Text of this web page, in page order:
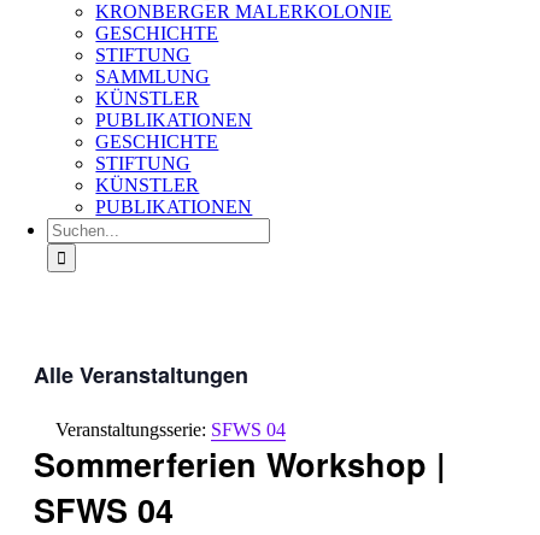
KRONBERGER MALERKOLONIE
GESCHICHTE
STIFTUNG
SAMMLUNG
KÜNSTLER
PUBLIKATIONEN
GESCHICHTE
STIFTUNG
KÜNSTLER
PUBLIKATIONEN
Suche
nach:
Alle Veranstaltungen
Veranstaltungsserie: SFWS 04
Sommerferien Workshop |
SFWS 04